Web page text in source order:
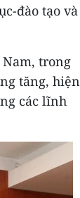
đào tạo và
trong
tăng, hiện
các lĩnh